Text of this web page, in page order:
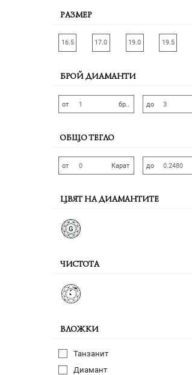
РАЗМЕР
16.5 17.0 19.0 19.5
БРОЙ ДИАМАНТИ
от бр.. до
ОБЩО ТЕГЛО
от Карат до
ЦВЯТ НА ДИАМАНТИТЕ
G
ЧИСТОТА
ВЛОЖКИ
Танзанит
Диамант